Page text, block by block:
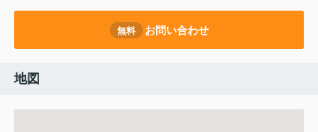
無料 お問い合わせ
地図